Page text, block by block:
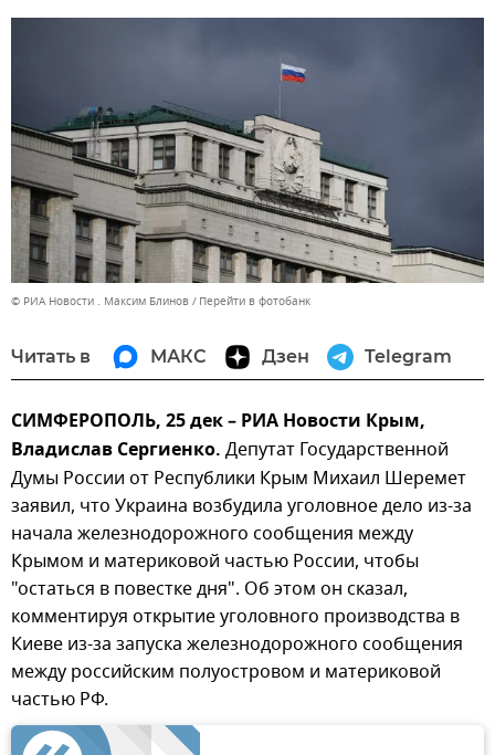
© РИА Новости . Максим Блинов Перейти в фотобанк
Читать в МАКС Дзен Telegram
СИМФЕРОПОЛЬ, 25 дек – РИА Новости Крым,
Владислав Сергиенко. Депутат Государственной
Думы России от Республики Крым Михаил Шеремет
заявил, что Украина возбудила уголовное дело из-за
начала железнодорожного сообщения между
Крымом и материковой частью России, чтобы
"остаться в повестке дня". Об этом он сказал,
комментируя открытие уголовного производства в
Киеве из-за запуска железнодорожного сообщения
между российским полуостровом и материковой
частью РФ.